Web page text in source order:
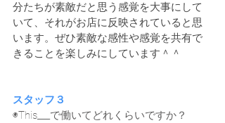
分たちが素敵だと思う感覚を大事にして
いて、それがお店に反映されていると思
います。ぜひ素敵な感性や感覚を共有で
きることを楽しみにしています＾＾​
スタッフ３
◉This___で働いてどれくらいですか？